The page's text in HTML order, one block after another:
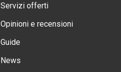
Servizi offerti
Opinioni e recensioni
Guide
News